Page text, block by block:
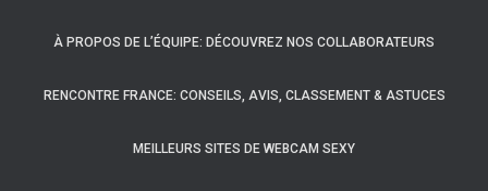
À PROPOS DE L’ÉQUIPE: DÉCOUVREZ NOS COLLABORATEURS
RENCONTRE FRANCE: CONSEILS, AVIS, CLASSEMENT & ASTUCES
MEILLEURS SITES DE WEBCAM SEXY